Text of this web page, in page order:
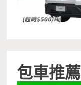
包車推薦